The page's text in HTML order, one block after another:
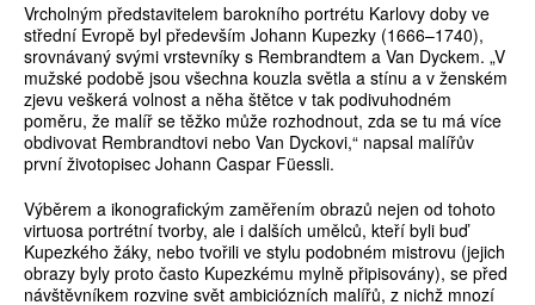
Vrcholným představitelem barokního portrétu Karlovy doby ve
střední Evropě byl především Johann Kupezky (1666–1740),
srovnávaný svými vrstevníky s Rembrandtem a Van Dyckem. „V
mužské podobě jsou všechna kouzla světla a stínu a v ženském
zjevu veškerá volnost a něha štětce v tak podivuhodném
poměru, že malíř se těžko může rozhodnout, zda se tu má více
obdivovat Rembrandtovi nebo Van Dyckovi,“ napsal malířův
první životopisec Johann Caspar Füessli.
Výběrem a ikonografickým zaměřením obrazů nejen od tohoto
virtuosa portrétní tvorby, ale i dalších umělců, kteří byli buď
Kupezkého žáky, nebo tvořili ve stylu podobném mistrovu (jejich
obrazy byly proto často Kupezkému mylně připisovány), se před
návštěvníkem rozvine svět ambiciózních malířů, z nichž mnozí